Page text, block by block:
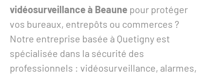
vidéosurveillance à Beaune pour protéger
vos bureaux, entrepôts ou commerces ?
Notre entreprise basée à Quetigny est
spécialisée dans la sécurité des
professionnels : vidéosurveillance, alarmes,